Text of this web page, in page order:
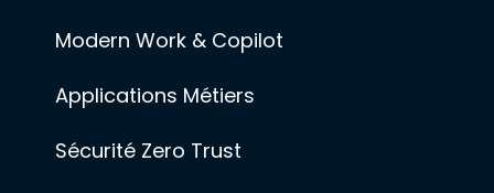
Modern Work & Copilot
Applications Métiers
Sécurité Zero Trust